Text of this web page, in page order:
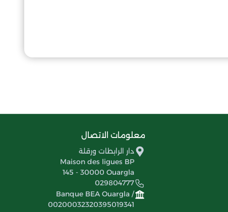
معلومات الاتصال
دار الرابطات ورقلة
Maison des ligues BP
145 - 30000 Ouargla
029804777
Banque BEA Ouargla /
00200032320395019341